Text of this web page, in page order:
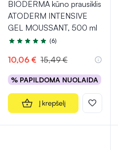
BIODERMA kūno prausiklis
ATODERM INTENSIVE
GEL MOUSSANT, 500 ml
Įvertinimas 5.0 iš 5
(6)
10,06 € 15,49 €
% PAPILDOMA NUOLAIDA
Į krepšelį